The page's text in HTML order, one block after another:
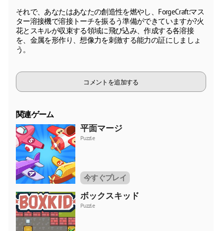
それで、あなたはあなたの創造性を燃やし、ForgeCraft:マス
ター溶接機で溶接トーチを振るう準備ができていますか?火
花とスキルが収束する領域に飛び込み、作成する各溶接
を、金属を形作り、想像力を刺激する能力の証にしましょ
う。
コメントを追加する
関連ゲーム
平面マージ
Puzzle
今すぐプレイ
ボックスキッド
Puzzle